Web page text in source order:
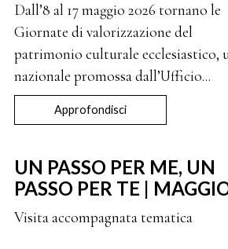
Dall’8 al 17 maggio 2026 tornano le
Giornate di valorizzazione del
patrimonio culturale ecclesiastico,
nazionale promossa dall’Ufficio...
Approfondisci
UN PASSO PER ME, UN
PASSO PER TE |
Visita accompagnata tematica